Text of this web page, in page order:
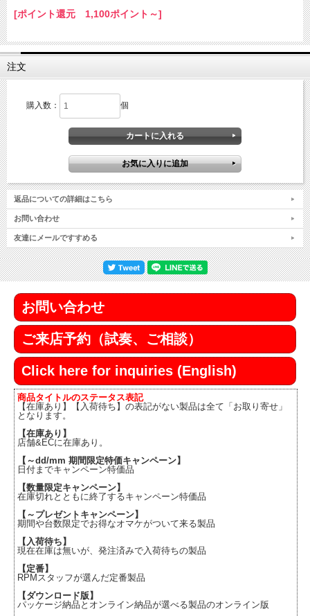
[ポイント還元 1,100ポイント～]
注文
購入数： 個
返品についての詳細はこちら
お問い合わせ
友達にメールですすめる
お問い合わせ
ご来店予約（試奏、ご相談）
Click here for inquiries (English)
商品タイトルのステータス表記
【在庫あり】【入荷待ち】の表記がない製品は全て「お取り寄せ」
となります。
【在庫あり】
店舗&ECに在庫あり。
【～dd/mm 期間限定特価キャンペーン】
日付までキャンペーン特価品
【数量限定キャンペーン】
在庫切れとともに終了するキャンペーン特価品
【～プレゼントキャンペーン】
期間や台数限定でお得なオマケがついて来る製品
【入荷待ち】
現在在庫は無いが、発注済みで入荷待ちの製品
【定番】
RPMスタッフが選んだ定番製品
【ダウンロード版】
パッケージ納品とオンライン納品が選べる製品のオンライン版